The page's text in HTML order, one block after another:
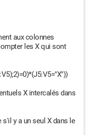
aux colonnes
les X qui sont
X intercalés dans
y a un seul X dans le